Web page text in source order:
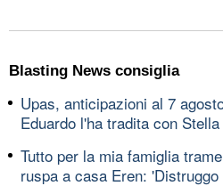
Blasting News consiglia
Upas, anticipazioni al 7
Eduardo l'ha tradita con Stella
Tutto per la mia famiglia
ruspa a casa Eren: